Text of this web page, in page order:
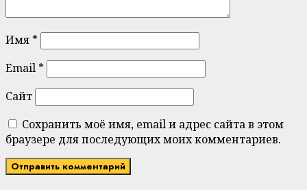
Имя *
Email *
Сайт
Сохранить моё имя, email и адрес сайта в этом
браузере для последующих моих комментариев.